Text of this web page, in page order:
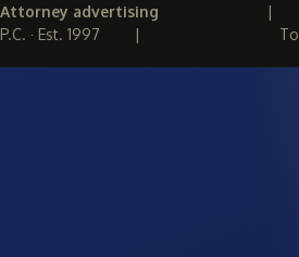
Attorney advertising
P.C. · Est. 1997 |